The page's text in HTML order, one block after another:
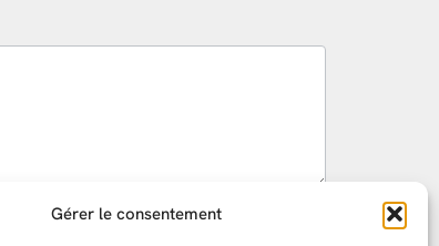
Gérer le consentement